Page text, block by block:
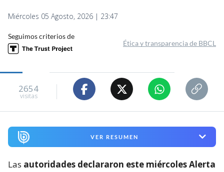
Miércoles 05 Agosto, 2026 | 23:47
Seguimos criterios de
Ética y transparencia de BBCL
2654
visitas
VER RESUMEN
Las autoridades declararon este miércoles Alerta